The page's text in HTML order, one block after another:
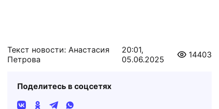
Текст новости: Анастасия
Петрова
20:01,
05.06.2025
14403
Поделитесь в соцсетях